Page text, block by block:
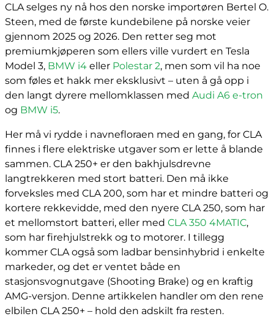
CLA selges ny nå hos den norske importøren Bertel O.
Steen, med de første kundebilene på norske veier
gjennom 2025 og 2026. Den retter seg mot
premiumkjøperen som ellers ville vurdert en Tesla
Model 3, BMW i4 eller Polestar 2, men som vil ha noe
som føles et hakk mer eksklusivt – uten å gå opp i
den langt dyrere mellomklassen med Audi A6 e-tron
og BMW i5.
Her må vi rydde i navnefloraen med en gang, for CLA
finnes i flere elektriske utgaver som er lette å blande
sammen. CLA 250+ er den bakhjulsdrevne
langtrekkeren med stort batteri. Den må ikke
forveksles med CLA 200, som har et mindre batteri og
kortere rekkevidde, med den nyere CLA 250, som har
et mellomstort batteri, eller med CLA 350 4MATIC,
som har firehjulstrekk og to motorer. I tillegg
kommer CLA også som ladbar bensinhybrid i enkelte
markeder, og det er ventet både en
stasjonsvognutgave (Shooting Brake) og en kraftig
AMG-versjon. Denne artikkelen handler om den rene
elbilen CLA 250+ – hold den adskilt fra resten.